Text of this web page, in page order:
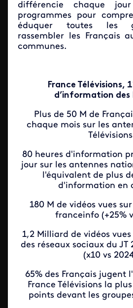
différencie chaque
programmes pour
éduquer toutes les
rassembler les Français
communes.
France Télévisions, 1
d’information des
Plus de 50 M de
chaque mois sur les
Télévisions
80 heures d'information
jour sur les antennes
l'équivalent de plus
d'information en
180 M de vidéos vues
franceinfo (+25%
1,2 Milliard de vidéos
des réseaux sociaux du
(x10 vs
65% des Français jugent
France Télévisions la
points devant les